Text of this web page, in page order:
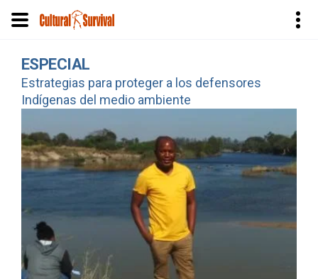
contenido
principal
ESPECIAL
Estrategias para proteger a los defensores
Indígenas del medio ambiente